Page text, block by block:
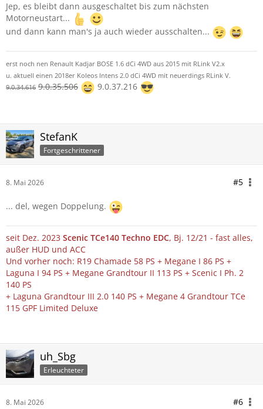
Jep, es bleibt dann ausgeschaltet bis zum nächsten
Motorneustart...
und dann kann man's ja auch wieder ausschalten...
erst noch nen Renault Kadjar BOSE 1.6 dCi 4WD aus 2015 mit RLink V2.x
u. aktuell einen 2018er Koleos Intens 2.0 dCi 4WD mit neuerdings RLink V.
9.0.34.616 9.0.35.506 9.0.37.216
StefanK
Fortgeschrittener
8. Mai 2026 #5
... del, wegen Doppelung.
seit Dez. 2023 Scenic TCe140 Techno EDC, Bj. 12/21 - fast alles,
außer HUD und ACC
Und vorher noch: R19 Chamade 58 PS + Megane I 86 PS +
Laguna I 94 PS + Megane Grandtour II 113 PS + Scenic I Ph. 2
140 PS
+ Laguna Grandtour III 2.0 140 PS + Megane 4 Grandtour TCe
115 GPF Limited Deluxe
uh_Sbg
Erleuchteter
8. Mai 2026 #6